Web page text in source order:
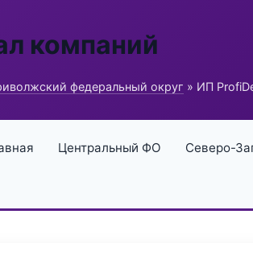
компаний
федеральный округ » ИП
Центральный ФО Северо-